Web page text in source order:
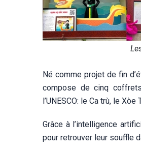
Né comme projet de fin
compose de cinq
l’UNESCO: le Ca trù, le
Grâce à l’intelligence
pour retrouver leur souffle